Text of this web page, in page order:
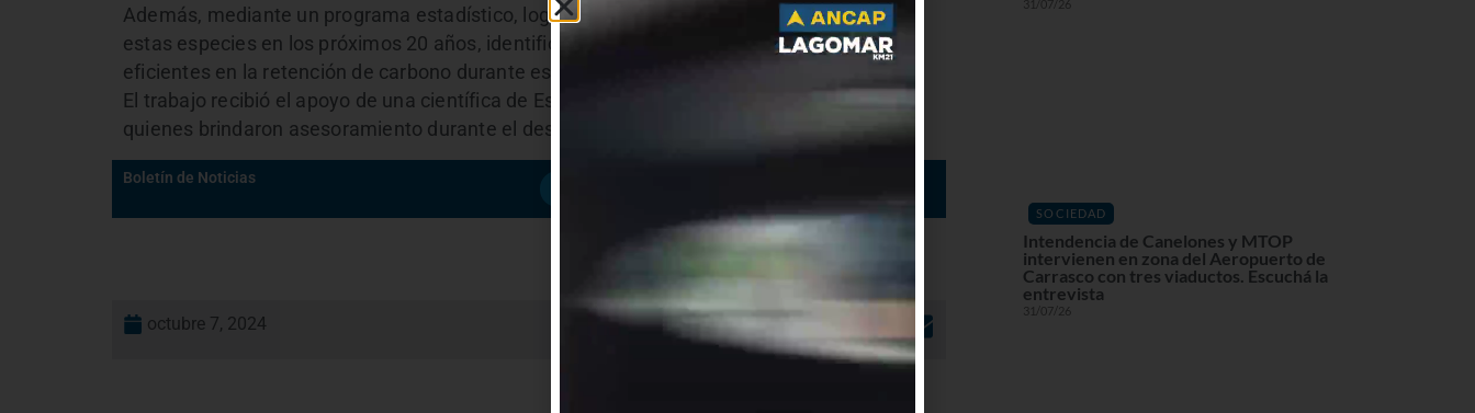
Además, mediante un programa estadístico, lograron proyectar el comportamiento de
estas especies en los próximos 20 años, identificando cuáles serían los árboles más
eficientes en la retención de carbono durante ese periodo.
El trabajo recibió el apoyo de una científica de España y dos docentes de Perú y Argentina,
quienes brindaron asesoramiento durante el desarrollo del proyecto.
Boletín de Noticias
octubre 7, 2024
31/07/26
SOCIEDAD
Intendencia de Canelones y MTOP
intervienen en zona del Aeropuerto de
Carrasco con tres viaductos. Escuchá la
entrevista
31/07/26